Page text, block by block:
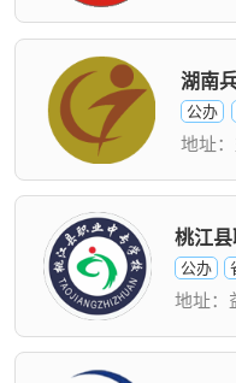
湖南
公办
地址
桃江
公办